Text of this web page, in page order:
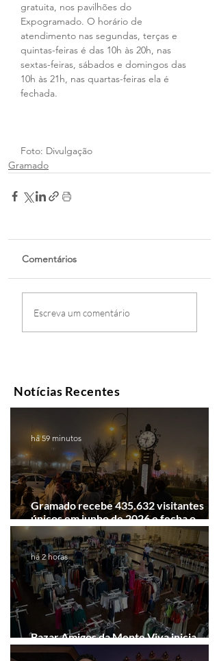
gratuita, nos pavilhões do
Expogramado. O horário de
atendimento nas segundas, terças e
quintas-feiras é das 10h às 20h, nas
sextas-feiras, sábados e domingos das
10h às 21h, nas quartas-feiras ela é
fechada.
Foto: Divulgação
Gramado
Comentários
Escreva um comentário
Notícias Recentes
Gramado recebe 435.632 visitantes
únicos em junho de 2026 e fecha o
semestre com 5,6 milhões de pernoites
há 59 minutos
Bazar Amigos da Mente Viva inicia
arrecadação em Gramado e Canela
há 2 horas